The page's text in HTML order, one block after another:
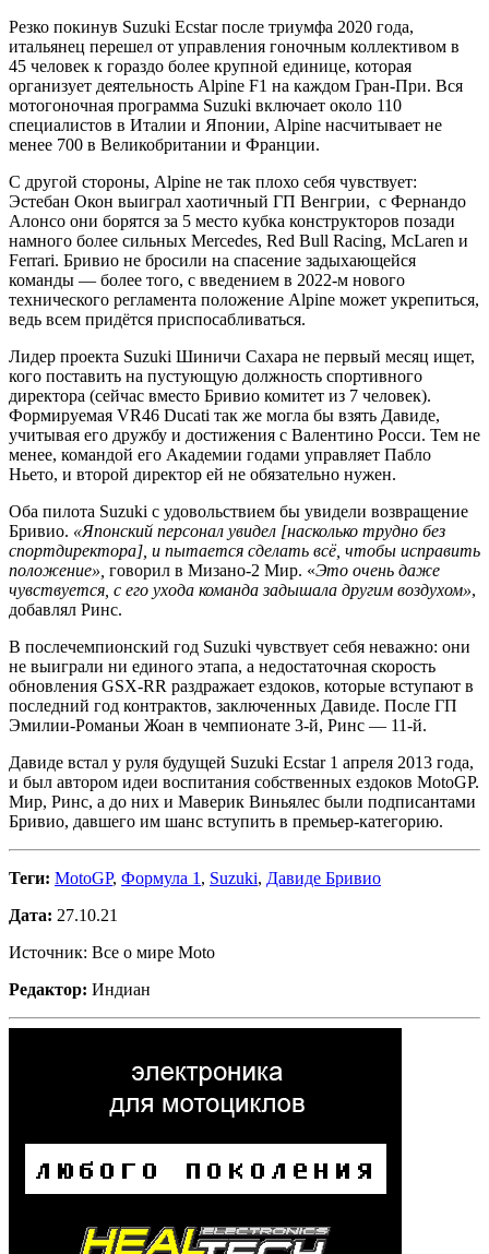
Резко покинув Suzuki Ecstar после триумфа 2020 года,
итальянец перешел от управления гоночным коллективом в
45 человек к гораздо более крупной единице, которая
организует деятельность Alpine F1 на каждом Гран-При. Вся
мотогоночная программа Suzuki включает около 110
специалистов в Италии и Японии, Alpine насчитывает не
менее 700 в Великобритании и Франции.
С другой стороны, Alpine не так плохо себя чувствует:
Эстебан Окон выиграл хаотичный ГП Венгрии, с Фернандо
Алонсо они борятся за 5 место кубка конструкторов позади
намного более сильных Mercedes, Red Bull Racing, McLaren и
Ferrari. Бривио не бросили на спасение задыхающейся
команды — более того, с введением в 2022-м нового
технического регламента положение Alpine может укрепиться,
ведь всем придётся приспосабливаться.
Лидер проекта Suzuki Шиничи Сахара не первый месяц ищет,
кого поставить на пустующую должность спортивного
директора (сейчас вместо Бривио комитет из 7 человек).
Формируемая VR46 Ducati так же могла бы взять Давиде,
учитывая его дружбу и достижения с Валентино Росси. Тем не
менее, командой его Академии годами управляет Пабло
Ньето, и второй директор ей не обязательно нужен.
Оба пилота Suzuki с удовольствием бы увидели возвращение
Бривио. «Японский персонал увидел [насколько трудно без
спортдиректора], и пытается сделать всё, чтобы исправить
положение», говорил в Мизано-2 Мир. «Это очень даже
чувствуется, с его ухода команда задышала другим воздухом»,
добавлял Ринс.
В послечемпионский год Suzuki чувствует себя неважно: они
не выиграли ни единого этапа, а недостаточная скорость
обновления GSX-RR раздражает ездоков, которые вступают в
последний год контрактов, заключенных Давиде. После ГП
Эмилии-Романьи Жоан в чемпионате 3-й, Ринс — 11-й.
Давиде встал у руля будущей Suzuki Ecstar 1 апреля 2013 года,
и был автором идеи воспитания собственных ездоков MotoGP.
Мир, Ринс, а до них и Маверик Виньялес были подписантами
Бривио, давшего им шанс вступить в премьер-категорию.
Теги: MotoGP, Формула 1 , Suzuki, Давиде Бривио
Дата: 27.10.21
Источник: Все о мире Moto
Редактор: Индиан